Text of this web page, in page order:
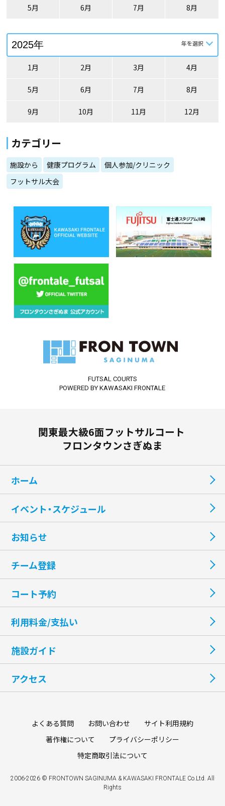
5月 6月 7月 8月
1月 2月 3月 4月
5月 6月 7月 8月
9月 10月 11月 12月
カテゴリー
施設から 健康プログラム
個人参加/クリニック
フットサル大会
FUTSAL COURTS
POWERED BY KAWASAKI FRONTALE
関東最大級6面フットサルコート
フロンタウンさぎぬま
ホーム
よくある質問 お問い合わせ
サイト利用規約
著作権について
プライバシーポリシー
特定商取引法について
イベント・スケジュール
お知らせ
チーム登録
コート予約
利用料金/支払い
施設ガイド
アクセス
2006-2026 © FRONTOWN SAGINUMA & KAWASAKI FRONTALE Co.Ltd. All
Rights